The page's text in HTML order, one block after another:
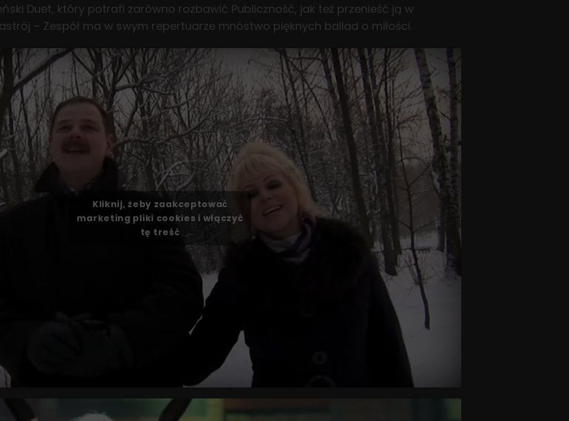
Duet, który potrafi zarówno rozbawić Publiczność, jak też przenieść ją w
– Zespół ma w swym repertuarze mnóstwo pięknych ballad o miłości.
Kliknij, żeby zaakceptować
marketing pliki cookies i włączyć
tę treść